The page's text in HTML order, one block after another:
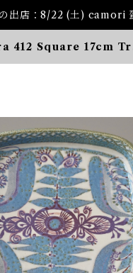
出店：8/22 (土) camori
412 Square 17cm